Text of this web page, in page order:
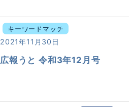
キーワードマッチ
2021年11月30日
広報うと 令和3年12月号